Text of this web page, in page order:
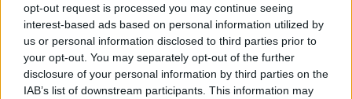
opt-out request is processed you may continue seeing
interest-based ads based on personal information utilized by
us or personal information disclosed to third parties prior to
your opt-out. You may separately opt-out of the further
disclosure of your personal information by third parties on the
IAB’s list of downstream participants. This information may
ember életének gondját-baját, felismerve a dolgok közötti
összefüggéseket, keresve a megoldásokat, amelyek a
haladást szolgálják” – fogalmazta a ma nyolcvanegyedik
születésnapját ünneplő rockzenész, zeneszerző, Szörényi